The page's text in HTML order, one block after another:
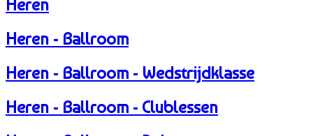
Heren
Heren - Ballroom
Heren - Ballroom - Wedstrijdklasse
Heren - Ballroom - Clublessen